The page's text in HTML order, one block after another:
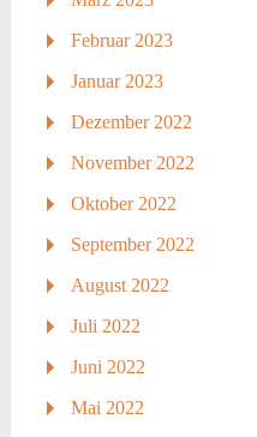
Februar 2023
Januar 2023
Dezember 2022
November 2022
Oktober 2022
September 2022
August 2022
Juli 2022
Juni 2022
Mai 2022